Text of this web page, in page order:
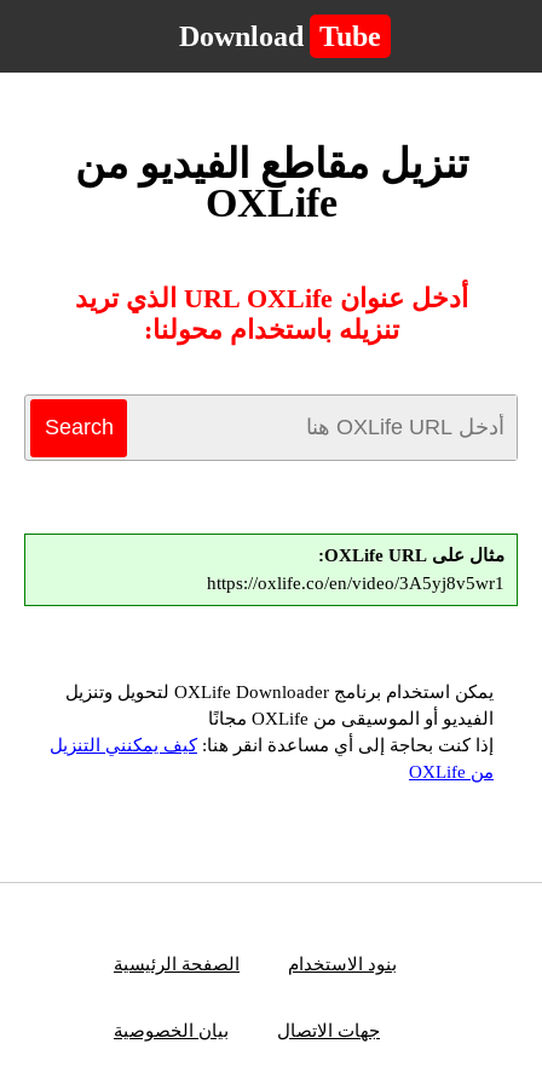
Download Tube
تنزيل مقاطع الفيديو من
OXLife
أدخل عنوان URL OXLife الذي تريد
تنزيله باستخدام محولنا:
مثال على OXLife URL:
https://oxlife.co/en/video/3A5yj8v5wr1
يمكن استخدام برنامج OXLife Downloader لتحويل وتنزيل
الفيديو أو الموسيقى من OXLife مجانًا
إذا كنت بحاجة إلى أي مساعدة انقر هنا:كيف يمكنني التنزيل
من OXLife
الصفحة الرئيسية بنود الاستخدام
بيان الخصوصية جهات الاتصال